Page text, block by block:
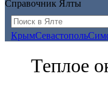
Справочник Ялты
КрымСевастополь
Теплое